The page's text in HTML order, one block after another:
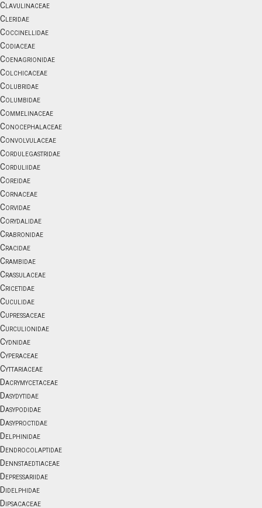
Clavulinaceae
Cleridae
Coccinellidae
Codiaceae
Coenagrionidae
Colchicaceae
Colubridae
Columbidae
Commelinaceae
Conocephalaceae
Convolvulaceae
Cordulegastridae
Corduliidae
Coreidae
Cornaceae
Corvidae
Corydalidae
Crabronidae
Cracidae
Crambidae
Crassulaceae
Cricetidae
Cuculidae
Cupressaceae
Curculionidae
Cydnidae
Cyperaceae
Cyttariaceae
Dacrymycetaceae
Dasydytidae
Dasypodidae
Dasyproctidae
Delphinidae
Dendrocolaptidae
Dennstaedtiaceae
Depressariidae
Didelphidae
Dipsacaceae